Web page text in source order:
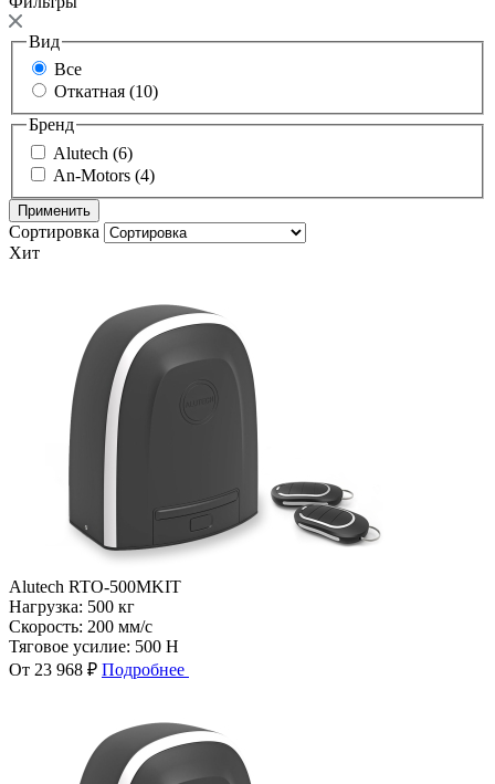
Вид
Все
Откатная (10)
Бренд
Alutech (6)
An-Motors (4)
Сортировка
Хит
Alutech RTO-500MKIT
Нагрузка: 500 кг
Скорость: 200 мм/с
Тяговое усилие: 500 Н
От 23 968 ₽ Подробнее